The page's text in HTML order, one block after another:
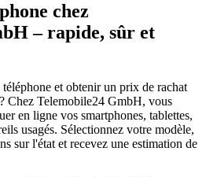
chez
– rapide, sûr et
et obtenir un prix de rachat
Chez Telemobile24 GmbH, vous
en ligne vos smartphones, tablettes,
usagés. Sélectionnez votre modèle,
sur l'état et recevez une estimation de